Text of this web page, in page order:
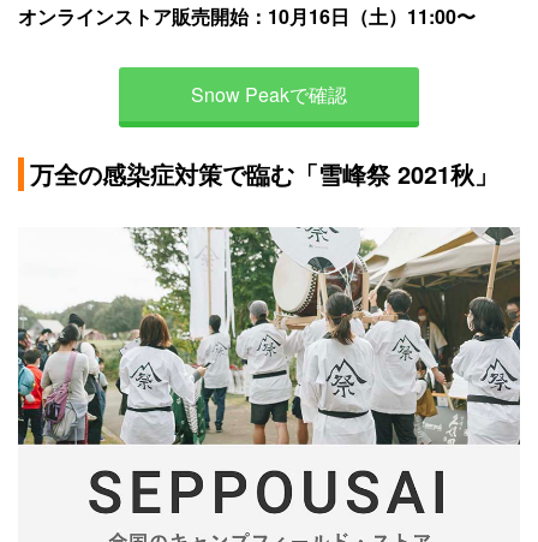
オンラインストア販売開始：10月16日（土）11:00〜
Snow Peakで確認
万全の感染症対策で臨む「雪峰祭 2021秋」